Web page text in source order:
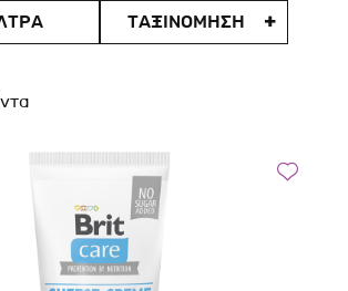
ΤΑΞΙΝOΜΗΣΗ